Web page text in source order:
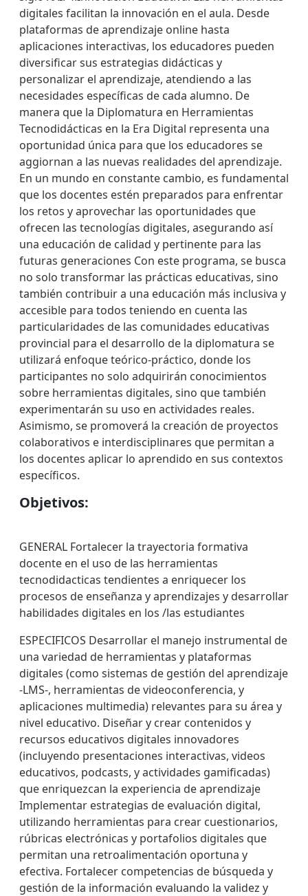
digitales facilitan la innovación en el aula. Desde
plataformas de aprendizaje online hasta
aplicaciones interactivas, los educadores pueden
diversificar sus estrategias didácticas y
personalizar el aprendizaje, atendiendo a las
necesidades específicas de cada alumno. De
manera que la Diplomatura en Herramientas
Tecnodidácticas en la Era Digital representa una
oportunidad única para que los educadores se
aggiornan a las nuevas realidades del aprendizaje.
En un mundo en constante cambio, es fundamental
que los docentes estén preparados para enfrentar
los retos y aprovechar las oportunidades que
ofrecen las tecnologías digitales, asegurando así
una educación de calidad y pertinente para las
futuras generaciones Con este programa, se busca
no solo transformar las prácticas educativas, sino
también contribuir a una educación más inclusiva y
accesible para todos teniendo en cuenta las
particularidades de las comunidades educativas
provincial para el desarrollo de la diplomatura se
utilizará enfoque teórico-práctico, donde los
participantes no solo adquirirán conocimientos
sobre herramientas digitales, sino que también
experimentarán su uso en actividades reales.
Asimismo, se promoverá la creación de proyectos
colaborativos e interdisciplinares que permitan a
los docentes aplicar lo aprendido en sus contextos
específicos.
Objetivos:
GENERAL Fortalecer la trayectoria formativa
docente en el uso de las herramientas
tecnodidacticas tendientes a enriquecer los
procesos de enseñanza y aprendizajes y desarrollar
habilidades digitales en los /las estudiantes
ESPECIFICOS Desarrollar el manejo instrumental de
una variedad de herramientas y plataformas
digitales (como sistemas de gestión del aprendizaje
-LMS-, herramientas de videoconferencia, y
aplicaciones multimedia) relevantes para su área y
nivel educativo. Diseñar y crear contenidos y
recursos educativos digitales innovadores
(incluyendo presentaciones interactivas, videos
educativos, podcasts, y actividades gamificadas)
que enriquezcan la experiencia de aprendizaje
Implementar estrategias de evaluación digital,
utilizando herramientas para crear cuestionarios,
rúbricas electrónicas y portafolios digitales que
permitan una retroalimentación oportuna y
efectiva. Fortalecer competencias de búsqueda y
gestión de la información evaluando la validez y